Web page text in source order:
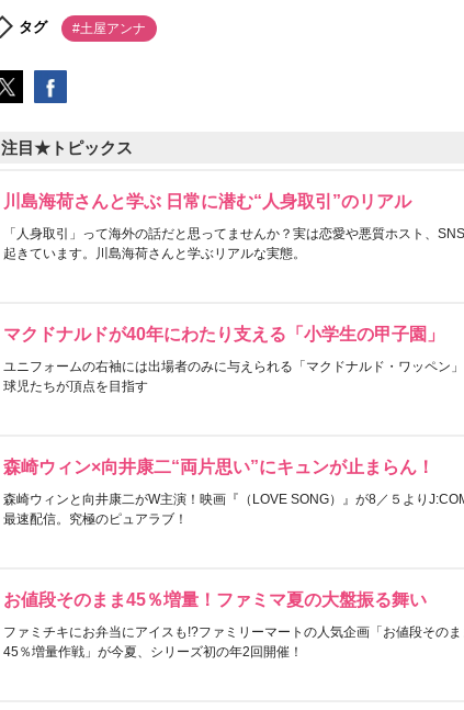
タグ #土屋アンナ
注目★トピックス
川島海荷さんと学ぶ 日常に潜む“人身取引”のリアル
「人身取引」って海外の話だと思ってませんか？実は恋愛や悪質ホスト、
起きています。川島海荷さんと学ぶリアルな実態。
マクドナルドが40年にわたり支える「小学生の甲子園」
ユニフォームの右袖には出場者のみに与えられる「マクドナルド・ワッペン
球児たちが頂点を目指す
森崎ウィン×向井康二“両片思い”にキュンが止まらん！
森崎ウィンと向井康二がW主演！映画『（LOVE SONG）』が8／５より
最速配信。究極のピュアラブ！
お値段そのまま45％増量！ファミマ夏の大盤振る舞い
ファミチキにお弁当にアイスも!?ファミリーマートの人気企画「お値段そのま
45％増量作戦」が今夏、シリーズ初の年2回開催！